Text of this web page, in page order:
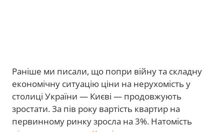
Раніше ми писали, що попри війну та складну
економічну ситуацію ціни на нерухомість у
столиці України — Києві — продовжують
зростати. За пів року вартість квартир на
первинному ринку зросла на 3%. Натомість